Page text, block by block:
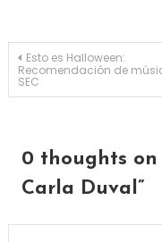
Esto es Halloween:
Recomendación de
SEC
0 thoughts on
Carla Duval”